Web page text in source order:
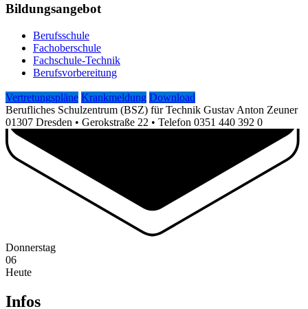
Bildungsangebot
Berufsschule
Fachoberschule
Fachschule-Technik
Berufsvorbereitung
Vertretungspläne Krankmeldung Download
Berufliches Schulzentrum (BSZ) für Technik Gustav Anton Zeuner
01307 Dresden • Gerokstraße 22 • Telefon 0351 440 392 0
Donnerstag
06
Heute
Infos